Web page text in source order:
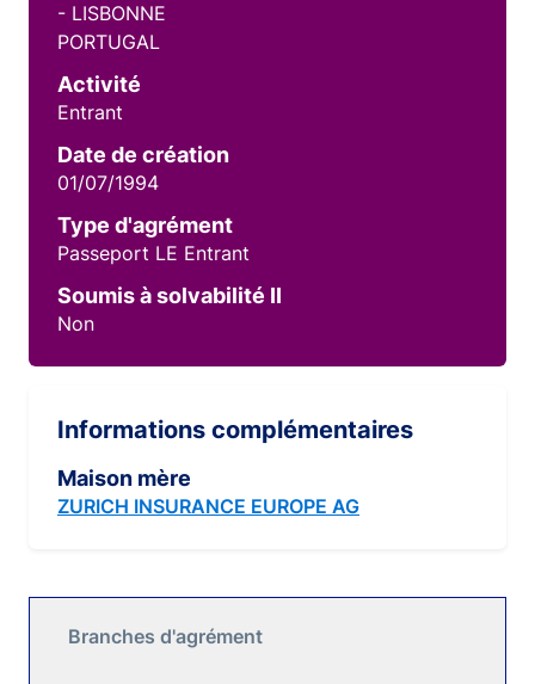
- LISBONNE
PORTUGAL
Activité
Entrant
Date de création
01/07/1994
Type d'agrément
Passeport LE Entrant
Soumis à solvabilité II
Non
Informations complémentaires
Maison mère
ZURICH INSURANCE EUROPE AG
Branches d'agrément